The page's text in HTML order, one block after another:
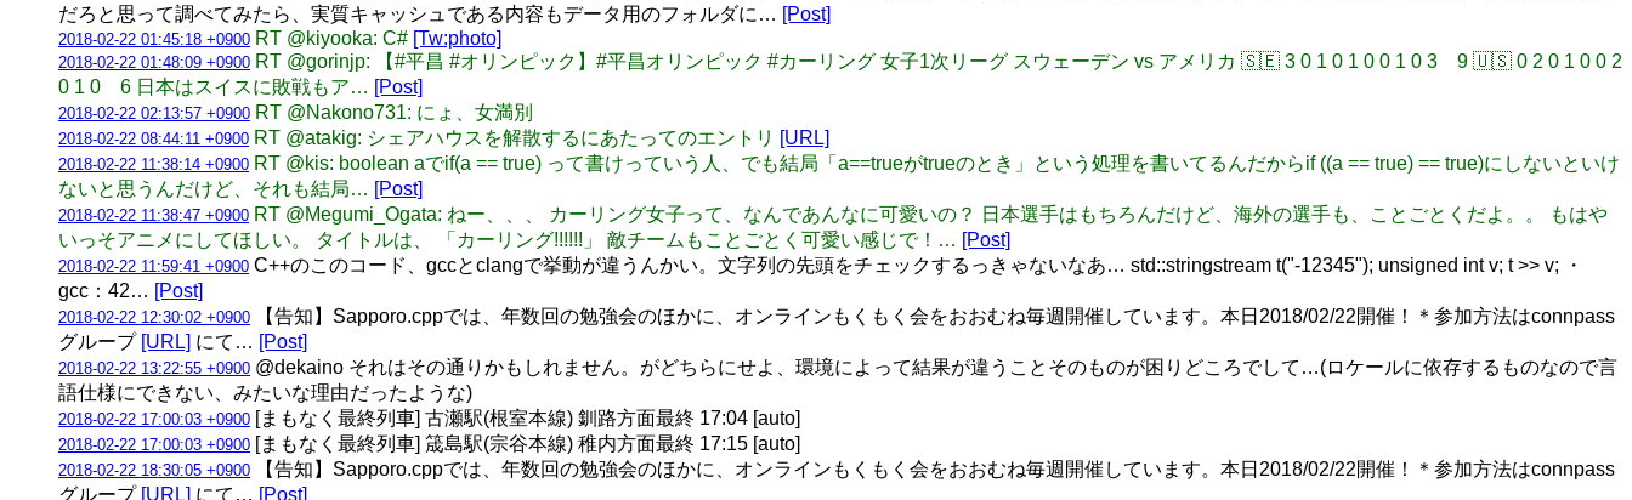
だろと思って調べてみたら、実質キャッシュである内容もデータ用のフォルダに… [Post]
2018-02-22 01:45:18 +0900 RT @kiyooka: C# [Tw:photo]
2018-02-22 01:48:09 +0900 RT @gorinjp: 【#平昌 #オリンピック】#平昌オリンピック #カーリング 女子1次リーグ スウェーデン vs アメリカ 🇸🇪 3 0 1 0 1 0 0 1 0 3 9 🇺🇸 0 2 0 1 0 0 2
0 1 0 6 日本はスイスに敗戦もア… [Post]
2018-02-22 02:13:57 +0900 RT @Nakono731: にょ、女満別
2018-02-22 08:44:11 +0900 RT @atakig: シェアハウスを解散するにあたってのエントリ [URL]
2018-02-22 11:38:14 +0900 RT @kis: boolean aでif(a == true) って書けっていう人、でも結局「a==trueがtrueのとき」という処理を書いてるんだからif ((a == true) == true)にしないといけ
ないと思うんだけど、それも結局… [Post]
2018-02-22 11:38:47 +0900 RT @Megumi_Ogata: ねー、、、 カーリング女子って、なんであんなに可愛いの？ 日本選手はもちろんだけど、海外の選手も、ことごとくだよ。。 もはや
いっそアニメにしてほしい。 タイトルは、 「カーリング!!!!!!」 敵チームもことごとく可愛い感じで！… [Post]
2018-02-22 11:59:41 +0900 C++のこのコード、gccとclangで挙動が違うんかい。文字列の先頭をチェックするっきゃないなあ… std::stringstream t("-12345"); unsigned int v; t >> v; ・
gcc：42… [Post]
2018-02-22 12:30:02 +0900 【告知】Sapporo.cppでは、年数回の勉強会のほかに、オンラインもくもく会をおおむね毎週開催しています。本日2018/02/22開催！＊参加方法はconnpass
グループ [URL] にて… [Post]
2018-02-22 13:22:55 +0900 @dekaino それはその通りかもしれません。がどちらにせよ、環境によって結果が違うことそのものが困りどころでして…(ロケールに依存するものなので言
語仕様にできない、みたいな理由だったような)
2018-02-22 17:00:03 +0900 [まもなく最終列車] 古瀬駅(根室本線) 釧路方面最終 17:04 [auto]
2018-02-22 17:00:03 +0900 [まもなく最終列車] 筬島駅(宗谷本線) 稚内方面最終 17:15 [auto]
2018-02-22 18:30:05 +0900 【告知】Sapporo.cppでは、年数回の勉強会のほかに、オンラインもくもく会をおおむね毎週開催しています。本日2018/02/22開催！＊参加方法はconnpass
グループ [URL] にて… [Post]